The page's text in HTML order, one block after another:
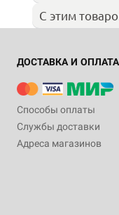
С этим
ДОСТАВКА И ОПЛАТА
Способы оплаты
Службы доставки
Адреса магазинов